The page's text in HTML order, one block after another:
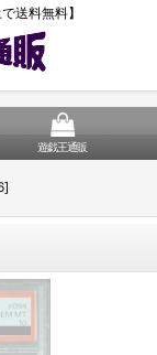
送料無料】
遊戯王通販